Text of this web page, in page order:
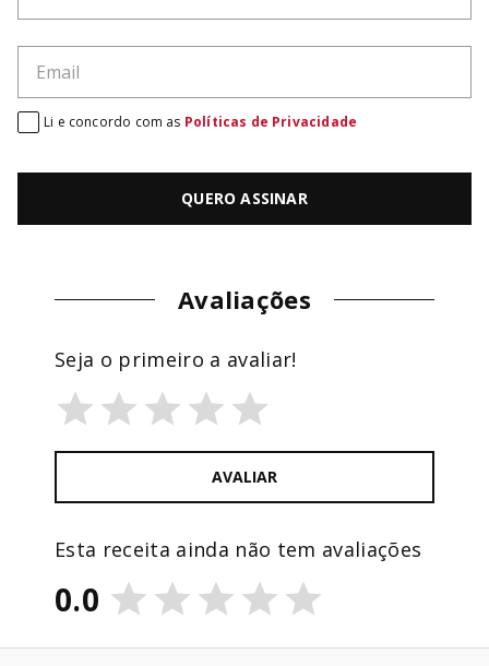
QUERO ASSINAR
Li e concordo com as Políticas de Privacidade
Avaliações
Esta receita ainda não tem avaliações
0.0
Seja o primeiro a avaliar!
AVALIAR